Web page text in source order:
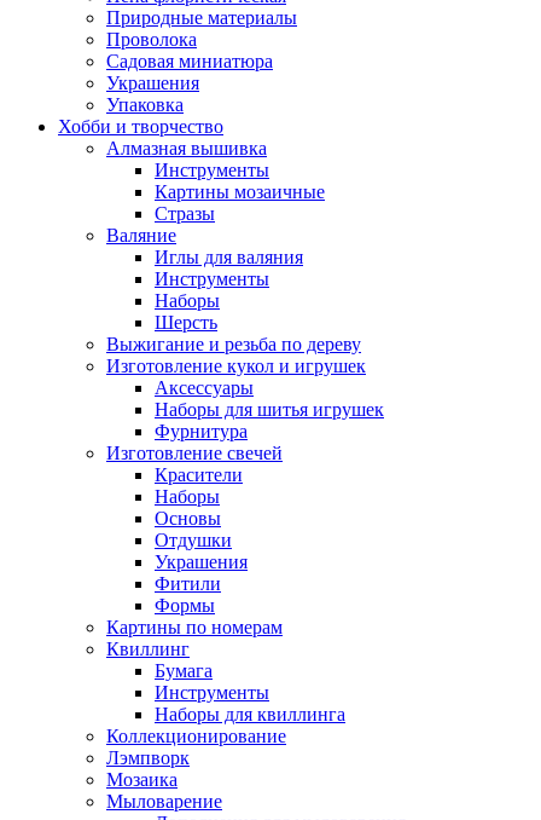
Природные материалы
Проволока
Садовая миниатюра
Украшения
Упаковка
Хобби и творчество
Алмазная вышивка
Инструменты
Картины мозаичные
Стразы
Валяние
Иглы для валяния
Инструменты
Наборы
Шерсть
Выжигание и резьба по дереву
Изготовление кукол и игрушек
Аксессуары
Наборы для шитья игрушек
Фурнитура
Изготовление свечей
Красители
Наборы
Основы
Отдушки
Украшения
Фитили
Формы
Картины по номерам
Квиллинг
Бумага
Инструменты
Наборы для квиллинга
Коллекционирование
Лэмпворк
Мозаика
Мыловарение